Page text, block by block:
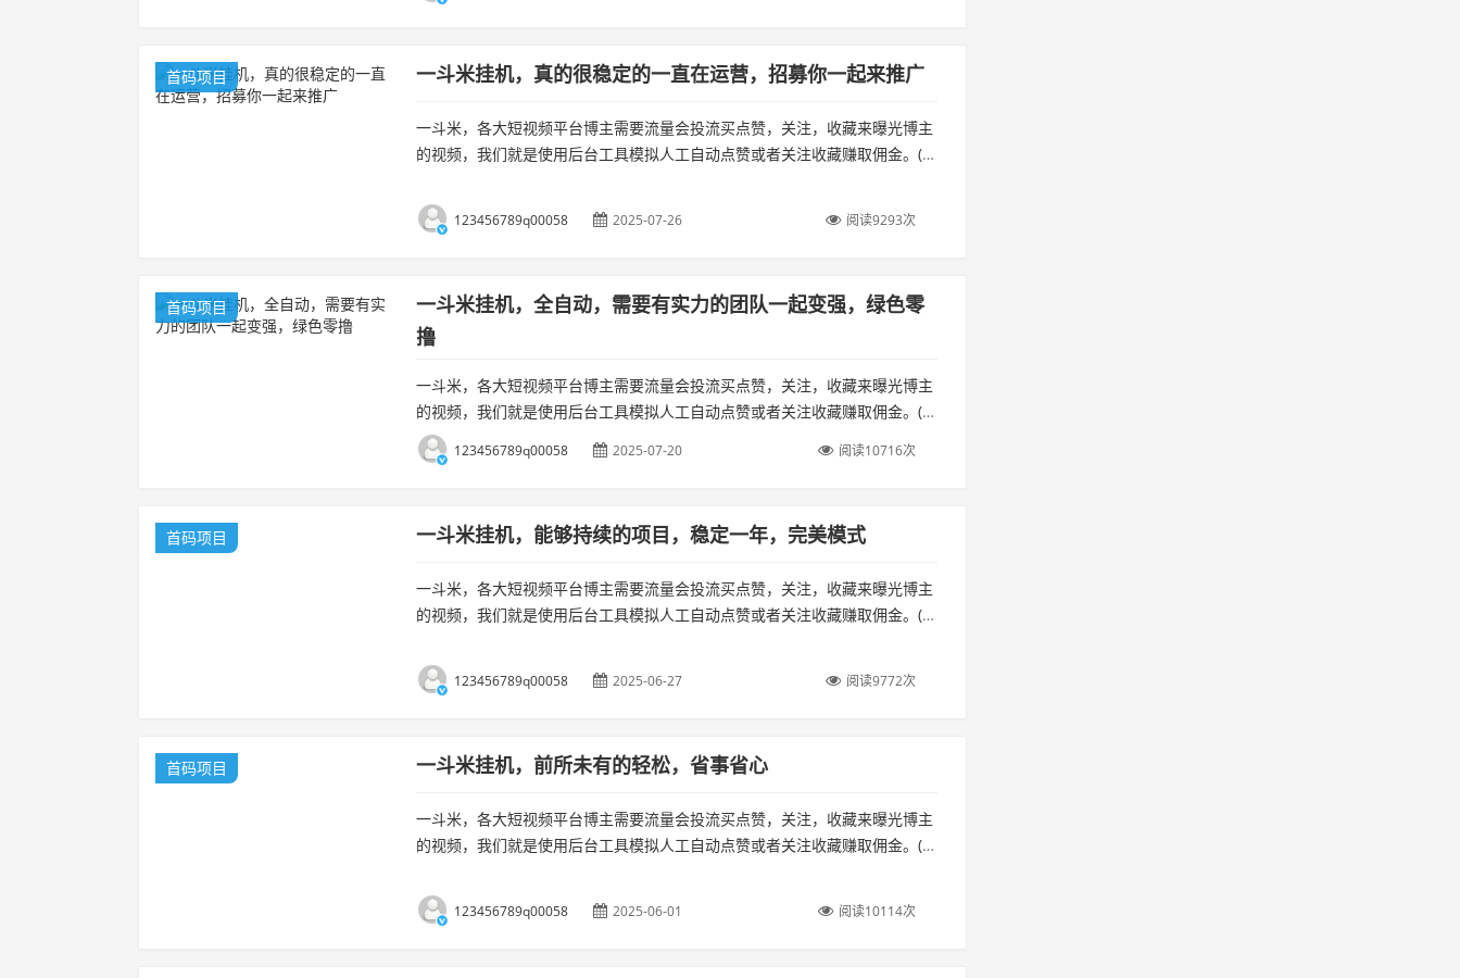
首码项目 一斗米挂机，真的很稳定的一直在运营，招募你一起来推广
一斗米，各大短视频平台博主需要流量会投流买点赞，关注，收藏来曝光博主
的视频，我们就是使用后台工具模拟人工自动点赞或者关注收藏赚取佣金。(独
机需...
123456789q00058 2025-07-26 阅读9293次
首码项目
一斗米挂机，全自动，需要有实力的团队一起变强，绿色零
撸
一斗米，各大短视频平台博主需要流量会投流买点赞，关注，收藏来曝光博主
的视频，我们就是使用后台工具模拟人工自动点赞或者关注收藏赚取佣金。(独
立后台自动运行不用管)准备工作:开通视频号的微信(多号多收益)（准备两台手
机需...
123456789q00058 2025-07-20 阅读10716次
首码项目 一斗米挂机，能够持续的项目，稳定一年，完美模式
一斗米，各大短视频平台博主需要流量会投流买点赞，关注，收藏来曝光博主
的视频，我们就是使用后台工具模拟人工自动点赞或者关注收藏赚取佣金。(独
机需...
123456789q00058 2025-06-27 阅读9772次
首码项目 一斗米挂机，前所未有的轻松，省事省心
一斗米，各大短视频平台博主需要流量会投流买点赞，关注，收藏来曝光博主
的视频，我们就是使用后台工具模拟人工自动点赞或者关注收藏赚取佣金。(独
机需...
123456789q00058 2025-06-01 阅读10114次